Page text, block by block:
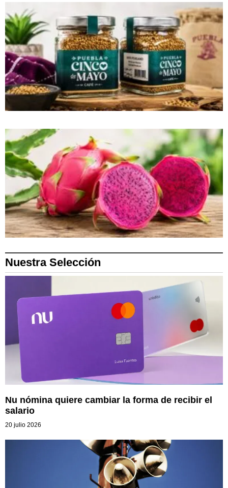
Nuestra Selección
Nu nómina quiere cambiar la forma de recibir el
salario
20 julio 2026